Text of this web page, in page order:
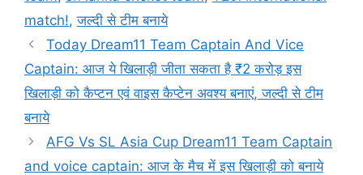
match!,जल्दी से टीम बनाये
Today Dream11 Team Captain And Vice
Captain: आज ये खिलाड़ी जीता सकता है ₹2 करोड़ इस
खिलाड़ी को कैप्टन एवं वाइस कैप्टेन अवश्य बनाएं, जल्दी से टीम
बनाये
AFG Vs SL Asia Cup Dream11 Team Captain
and voice captain: आज के मैच में इस खिलाड़ी को बनाये